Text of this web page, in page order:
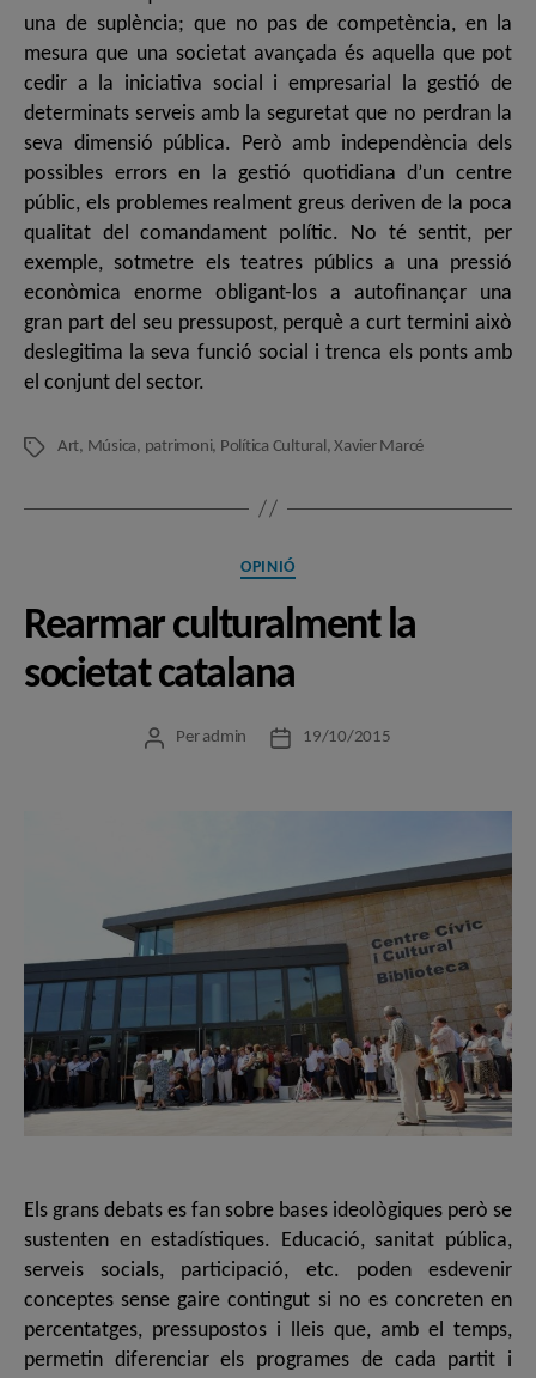
una de suplència; que no pas de competència, en la
mesura que una societat avançada és aquella que pot
cedir a la iniciativa social i empresarial la gestió de
determinats serveis amb la seguretat que no perdran la
seva dimensió pública. Però amb independència dels
possibles errors en la gestió quotidiana d’un centre
públic, els problemes realment greus deriven de la poca
qualitat del comandament polític. No té sentit, per
exemple, sotmetre els teatres públics a una pressió
econòmica enorme obligant-los a autofinançar una
gran part del seu pressupost, perquè a curt termini això
deslegitima la seva funció social i trenca els ponts amb
el conjunt del sector.
Etiquetes
Art, Música, patrimoni, Política Cultural ,Xavier Marcé
Categories
OPINIÓ
Rearmar culturalment la
societat catalana
Autor
Per admin
Data19/10/2015
Els grans debats es fan sobre bases ideològiques però se
sustenten en estadístiques. Educació, sanitat pública,
serveis socials, participació, etc. poden esdevenir
conceptes sense gaire contingut si no es concreten en
percentatges, pressupostos i lleis que, amb el temps,
permetin diferenciar els programes de cada partit i